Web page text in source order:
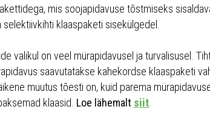
mis soojapidavuse tõstmiseks
klaaspaketi sisekülgedel.
valikul on veel mürapidavusel ja turvalisusel.
saavutatakse kahekordse klaaspaketi
muutus tõesti on, kuid parema
klaasid. Loe lähemalt siit